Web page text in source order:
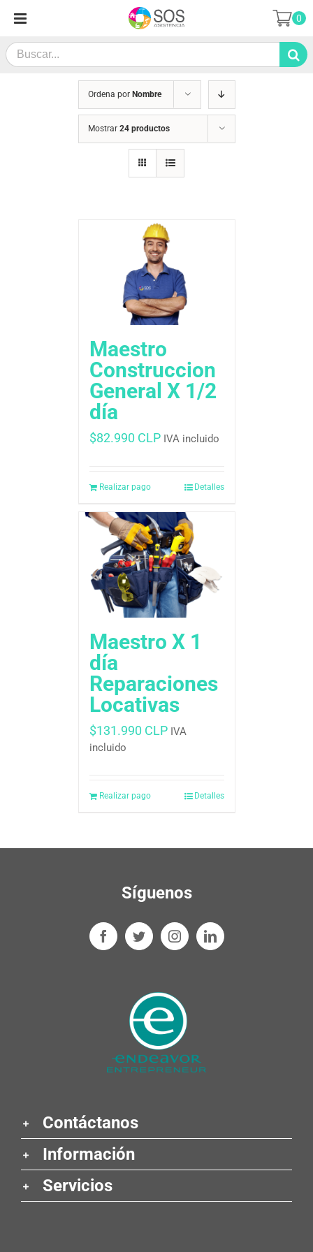
contenido
Search
for:
0
Ordena por Nombre
Mostrar 24 productos
Maestro
Construccion
General X 1/2
día
$82.990 CLP IVA incluido
Realizar pago Detalles
Maestro X 1
día
Reparaciones
Locativas
$131.990 CLP IVA
incluido
Realizar pago Detalles
Síguenos
Contáctanos
Información
Servicios